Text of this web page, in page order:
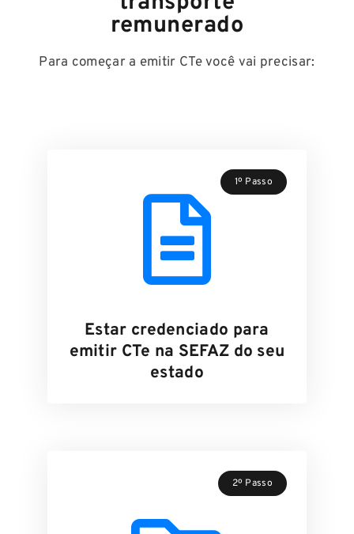
remunerado
Para começar a emitir CTe você vai precisar:
1º Passo
Estar credenciado para
emitir CTe na SEFAZ do seu
estado
2º Passo